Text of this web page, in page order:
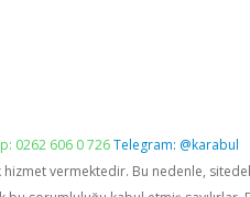
0262 606 0 726Telegram: @karabul
hizmet vermektedir. Bu nedenle,